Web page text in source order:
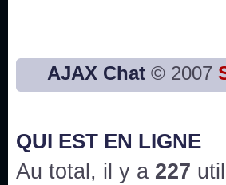
Bon, 2020, ça n'a pas trop
issus des saisons 6; 7 et 8 !
Bonne année 2020 !
AJAX Chat © 2007
QUI EST EN LIGNE
Au total, il y a 227